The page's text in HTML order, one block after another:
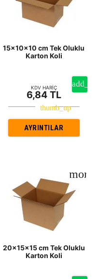
15x10x10 cm Tek Oluklu
Karton Koli
KDV HARİÇ
6,84 TL
AYRINTILAR
20x15x15 cm Tek Oluklu
Karton Koli